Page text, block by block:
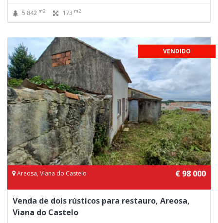
5 842 m2 173 m2
VENDIDO
Areosa, Viana do Castelo € 98 000
Venda de dois rústicos para restauro, Areosa,
Viana do Castelo